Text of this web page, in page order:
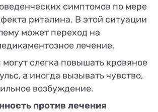
симптомов по мере
риталина. В этой ситуации
может переход на
лечение.
слегка повышать кровяное
а иногда вызывать чувство,
возбуждение.
против лечения